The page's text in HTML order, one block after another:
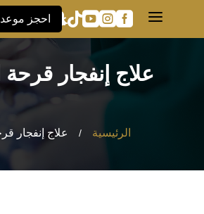
a




 احجز موعد
علاج إنفجار
الرئيسية / علاج إنفجار